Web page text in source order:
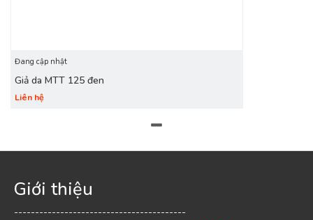
Đang cập nhật
Giả da MTT 125 đen
Liên hệ
Giới thiệu
-----------------------------------------